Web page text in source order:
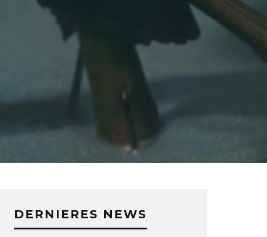
DERNIERES NEWS